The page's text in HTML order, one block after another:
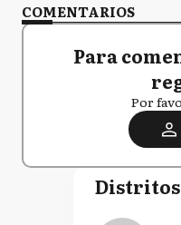
COMENTARIOS
Para
Por